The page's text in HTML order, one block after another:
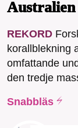
OM
Sök
Australien
REKORD
korallblekning
omfattande
den tredje
Snabbläs